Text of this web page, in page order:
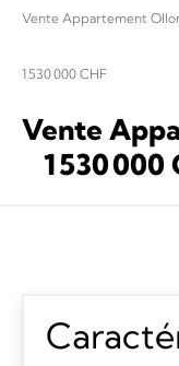
Vente Appartement
1 530 000 CHF
Vente
1 530 000